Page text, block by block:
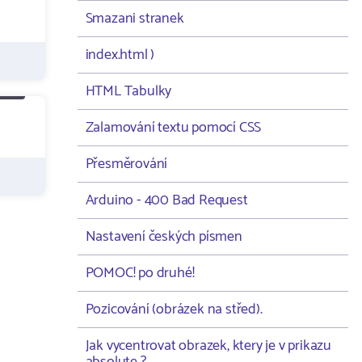
Smazani stranek
index.html )
HTML Tabulky
Zalamování textu pomocí CSS
Přesměrování
Arduino - 400 Bad Request
Nastavení českých písmen
POMOC! po druhé!
Pozicování (obrázek na střed).
Jak vycentrovat obrazek, ktery je v prikazu